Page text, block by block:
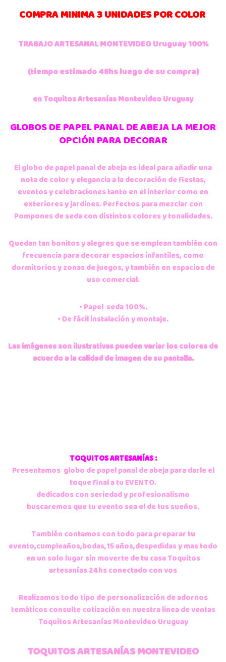
COMPRA MINIMA 3 UNIDADES POR COLOR
TRABAJO ARTESANAL MONTEVIDEO Uruguay 100%
(tiempo estimado 48hs luego de su compra)
en Toquitos Artesanías Montevideo Uruguay
GLOBOS DE PAPEL PANAL DE ABEJA LA MEJOR
OPCIÓN PARA DECORAR
El globo de papel panal de abeja es ideal para añadir una
nota de color y elegancia a la decoración de fiestas,
eventos y celebraciones tanto en el interior como en
exteriores y jardines. Perfectos para mezclar con
Pompones de seda con distintos colores y tonalidades.
Quedan tan bonitos y alegres que se emplean también con
frecuencia para decorar espacios infantiles, como
dormitorios y zonas de juegos, y también en espacios de
uso comercial.
• Papel seda 100%.
• De fácil instalación y montaje.
Las imágenes son ilustrativas pueden variar los colores de
acuerdo a la calidad de imagen de su pantalla.
TOQUITOS ARTESANÍAS :
Presentamos globo de papel panal de abeja para darle el
toque final a tu EVENTO.
dedicados con seriedad y profesionalismo
buscaremos que tu evento sea el de tus sueños.
También contamos con todo para preparar tu
evento,cumpleaños,bodas,15 años,despedidas y mas todo
en un solo lugar sin moverte de tu casa Toquitos
artesanías 24hs conectado con vos
Realizamos todo tipo de personalización de adornos
temáticos consulte cotización en nuestra linea de ventas
Toquitos Artesanías Montevideo Uruguay
TOQUITOS ARTESANÍAS MONTEVIDEO